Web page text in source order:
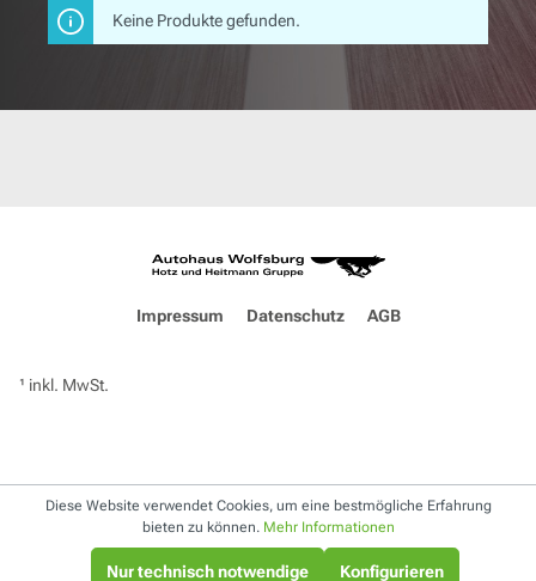
Keine Produkte gefunden.
Impressum Datenschutz AGB
¹ inkl. MwSt.
Diese Website verwendet Cookies, um eine bestmögliche Erfahrung
bieten zu können. Mehr Informationen
Nur technisch notwendige Konfigurieren